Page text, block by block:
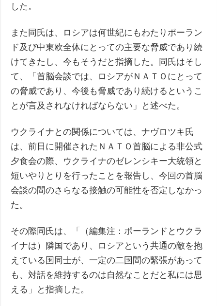
した。
また同氏は、ロシアは何世紀にもわたりポーラン
ド及び中東欧全体にとっての主要な脅威であり続
けてきたし、今もそうだと指摘した。同氏はそし
て、「首脳会談では、ロシアがＮＡＴＯにとって
の脅威であり、今後も脅威であり続けるというこ
とが言及されなければならない」と述べた。
ウクライナとの関係については、ナヴロツキ氏
は、前日に開催されたＮＡＴＯ首脳による非公式
夕食会の際、ウクライナのゼレンシキー大統領と
短いやりとりを行ったことを報告し、今回の首脳
会談の間のさらなる接触の可能性を否定しなかっ
た。
その際同氏は、「（編集注：ポーランドとウクラ
イナは）隣国であり、ロシアという共通の敵を抱
えている国同士が、一定の二国間の緊張があって
も、対話を維持するのは自然なことだと私には思
える」と指摘した。